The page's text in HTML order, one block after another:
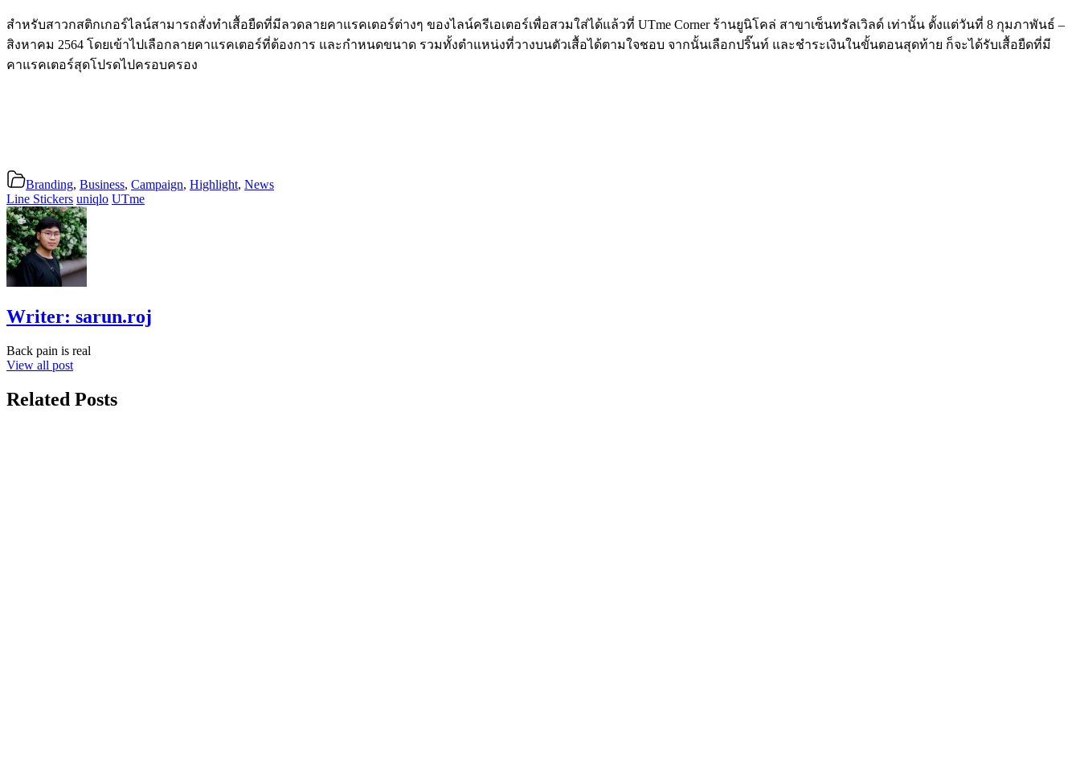
สำหรับสาวกสติกเกอร์ไลน์สามารถสั่งทำเสื้อยืดที่มีลวดลายคาแรคเตอร์ต่างๆ ของไลน์ครีเอเตอร์เพื่อสวมใส่ได้แล้วที่ UTme Corner ร้านยูนิโคล่ สาขาเซ็นทรัลเวิลด์ เท่านั้น ตั้งแต่วันที่ 8 กุมภาพันธ์ –
สิงหาคม 2564 โดยเข้าไปเลือกลายคาแรคเตอร์ที่ต้องการ และกำหนดขนาด รวมทั้งตำแหน่งที่วางบนตัวเสื้อได้ตามใจชอบ จากนั้นเลือกปริ๊นท์ และชำระเงินในขั้นตอนสุดท้าย ก็จะได้รับเสื้อยืดที่มี
คาแรคเตอร์สุดโปรดไปครอบครอง
Branding, Business, Campaign, Highlight, News
Line Stickers uniqlo UTme
Writer: sarun.roj
Back pain is real
View all post
Related Posts